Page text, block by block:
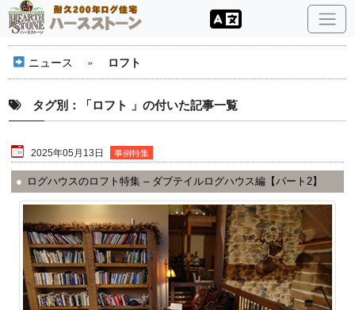
ニュース » ロフト
タグ別：「ロフト 」の付いた記事一覧
2025年05月13日 事例特集
ログハウスのロフト特集 – ダブテイルログハウス編【パート2】